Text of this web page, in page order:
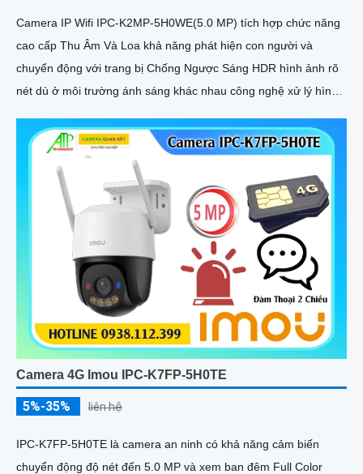
Camera IP Wifi IPC-K2MP-5H0WE(5.0 MP) tích hợp chức năng
cao cấp Thu Âm Và Loa khả năng phát hiện con người và
chuyển động với trang bị Chống Ngược Sáng HDR hình ảnh rõ
nét dù ở môi trường ánh sáng khác nhau công nghệ xử lý hình
Camera 4G Imou IPC-K7FP-5H0TE
5%-35% liên hệ
IPC-K7FP-5H0TE là camera an ninh có khả năng cảm biến
chuyển động độ nét đến 5.0 MP và xem ban đêm Full Color